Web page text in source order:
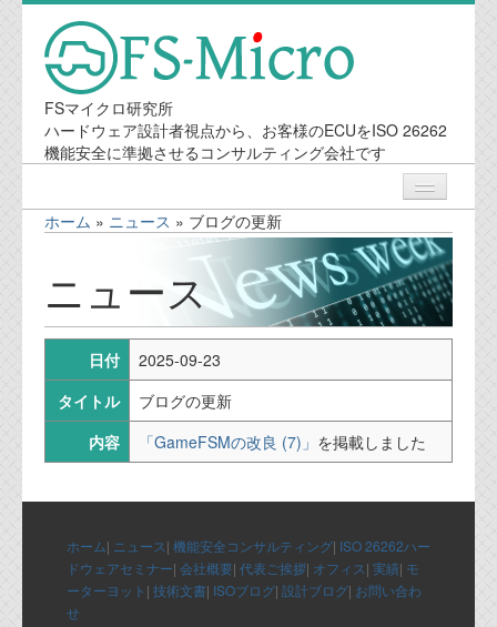
FSマイクロ研究所
ハードウェア設計者視点から、お客様のECUをISO 26262
機能安全に準拠させるコンサルティング会社です
ニュース
業務内容
機能安全コンサルティング
会社案内
オフィス
実績
ホーム » ニュース » ブログの更新
ニュース
日付
2025-09-23
タイトル
ブログの更新
内容
「GameFSMの改良 (7)」 を掲載しました
ホーム| ニュース| 機能安全コンサルティング| ISO 26262ハー
ドウェアセミナー| 会社概要| 代表ご挨拶| オフィス| 実績| モ
ーターヨット | 技術文書| ISOブログ| 設計ブログ| お問い合わ
せ